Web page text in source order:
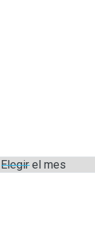
Archivos